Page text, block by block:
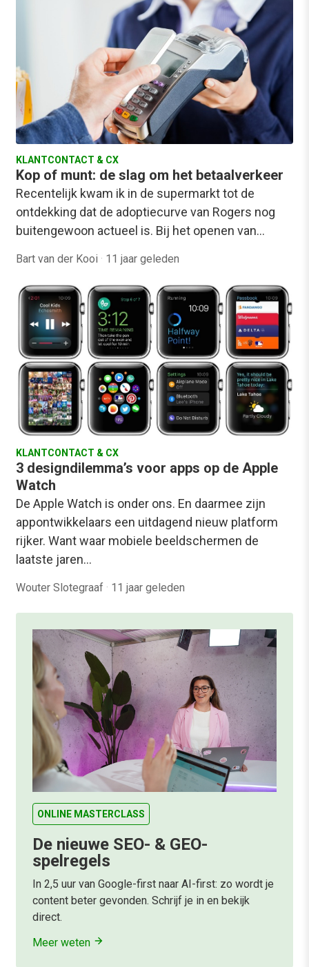
KLANTCONTACT & CX
Kop of munt: de slag om het betaalverkeer
Recentelijk kwam ik in de supermarkt tot de
ontdekking dat de adoptiecurve van Rogers nog
buitengewoon actueel is. Bij het openen van…
Bart van der Kooi · 11 jaar geleden
KLANTCONTACT & CX
3 designdilemma’s voor apps op de Apple
Watch
De Apple Watch is onder ons. En daarmee zijn
appontwikkelaars een uitdagend nieuw platform
rijker. Want waar mobiele beeldschermen de
laatste jaren…
Wouter Slotegraaf · 11 jaar geleden
ONLINE MASTERCLASS
De nieuwe SEO- & GEO-
spelregels
In 2,5 uur van Google-first naar AI-first: zo wordt je
content beter gevonden. Schrijf je in en bekijk
direct.
Meer weten